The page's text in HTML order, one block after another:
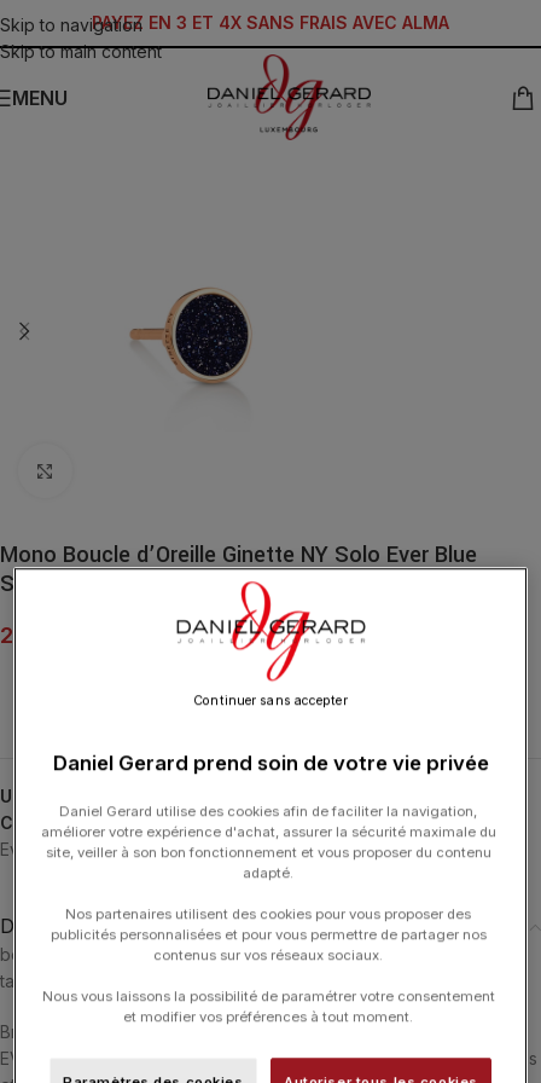
Skip to navigation
Skip to main content
PAYEZ EN 3 ET 4X SANS FRAIS AVEC ALMA
MENU
Mono Boucle d’Oreille Ginette NY Solo Ever Blue
Sandstone Disc Stud Or Rose
250.00
UGS :
Catégories : Boucles d'Oreilles, Boucles d'Oreilles, ÉVÈNEMENT
Ever
GINETTE NY, Midnight, Typologies
Description
boucle d’oreille solo or rose 18 carats et blue sandstone
taille du motif : 6 m
Bring color to your life !
EVER, une déclinaison de pierres naturelles et de formes originales
Daniel Gerard prend soin de votre vie privée
Daniel Gerard utilise des cookies afin de faciliter la navigation,
améliorer votre expérience d'achat, assurer la sécurité maximale du
site, veiller à son bon fonctionnement et vous proposer du contenu
adapté.
Nos partenaires utilisent des cookies pour vous proposer des
publicités personnalisées et pour vous permettre de partager nos
contenus sur vos réseaux sociaux.
Nous vous laissons la possibilité de paramétrer votre consentement
et modifier vos préférences à tout moment.
Continuer sans accepter